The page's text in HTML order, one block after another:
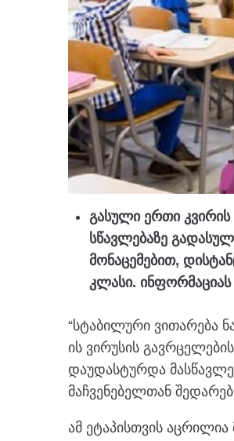
გასული ერთი კვირის
სწავლებაზე
მონაცემებით,
კლასი. ინფორმაციას
“სტაბილური ვითარება
ის ვირუსის
დაუდასტურდა
მაჩვენებელთან
ამ ეტაპისთვის